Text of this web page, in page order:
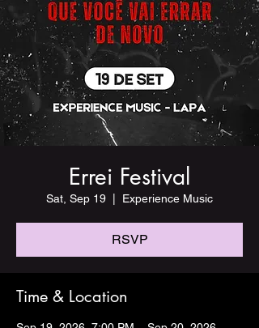
Errei Festival
Sat, Sep 19 Experience Music
RSVP
Time & Location